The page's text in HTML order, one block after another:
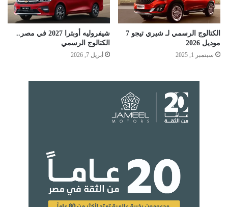
الكتالوج الرسمي لـ شيري تيجو 7
موديل 2026
سبتمبر 1, 2025
شيفروليه أوبترا 2027 في مصر..
الكتالوج الرسمي
أبريل 7, 2026